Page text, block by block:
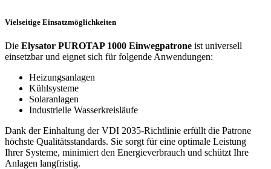
Vielseitige Einsatzmöglichkeiten
Die Elysator PUROTAP 1000 Einwegpatrone ist universell
einsetzbar und eignet sich für folgende Anwendungen:
Heizungsanlagen
Kühlsysteme
Solaranlagen
Industrielle Wasserkreisläufe
Dank der Einhaltung der VDI 2035-Richtlinie erfüllt die Patrone
höchste Qualitätsstandards. Sie sorgt für eine optimale Leistung
Ihrer Systeme, minimiert den Energieverbrauch und schützt Ihre
Anlagen langfristig.